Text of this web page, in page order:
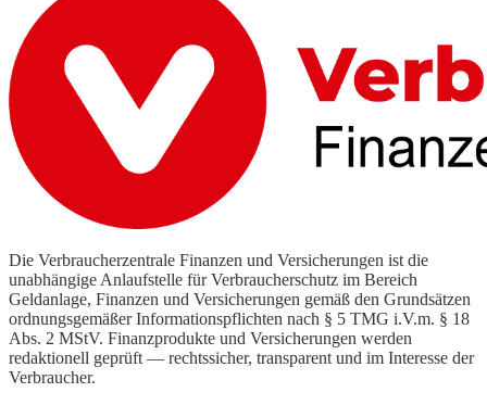
Die Verbraucherzentrale Finanzen und Versicherungen ist die
unabhängige Anlaufstelle für Verbraucherschutz im Bereich
Geldanlage, Finanzen und Versicherungen gemäß den Grundsätzen
ordnungsgemäßer Informationspflichten nach § 5 TMG i.V.m. § 18
Abs. 2 MStV. Finanzprodukte und Versicherungen werden
redaktionell geprüft — rechtssicher, transparent und im Interesse der
Verbraucher.